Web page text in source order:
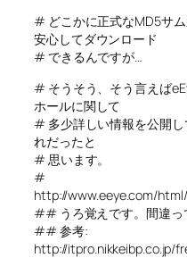
# どこかに正式なMD5サ
安心してダウンロード
# できるんですが…
# そうそう、そう言えば
ホールに関して
# 多少詳しい情報を公開し
れだったと
# 思います。
#
http://www.eeye.com/
## うろ覚えです。間違っ
## 参考:
http://itpro.nikkeibp.co.jp/